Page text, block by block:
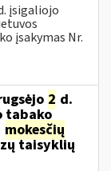
įsigaliojo
įsakymas Nr.
2 d.
tabako
mokesčių
taisyklių